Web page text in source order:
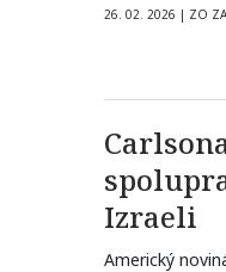
26. 02. 2026 | ZO
Izraeli
Americký